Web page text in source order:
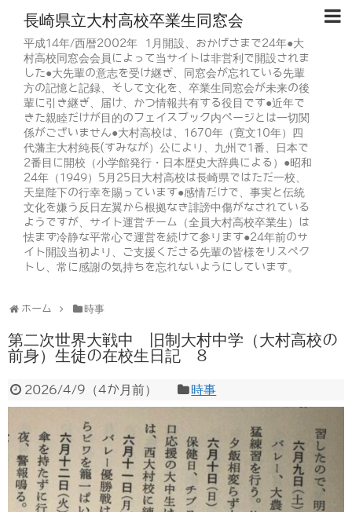
長崎県立大村高校卒業生同窓会
平成14年/西暦2002年 1月開設、おかげさまで24年●大
村高校同窓会会員によって当サイトは非営利で開設されま
した●大先輩の意志を受け継ぎ、同窓会が忘れている先輩
方の記憶と記録、そして文化を、卒業生同窓会が未来の後
輩に引き継ぎ、届け、かつ情報共有する役目です●近年で
きた親睦だけが目的のフェイスブック内ページとは一切関
係がございません●大村高校は、1670年（寛文10年）四
代藩主大村純長(すみなが）公により、九州で1番、日本で
2番目に開校（小学館発行・日本歴史大辞典による）●昭和
24年（1949）5月25日大村高校は長崎県ではただ一校、
天皇陛下の行幸を賜っています●感情だけで、事実と伝統
文化を嫌う反日左翼から根拠なき誹謗中傷がなされている
ようですが、サイト運営チーム（全員大村高校卒業生）は
怯まず冷静な平常心で運営を続けて参ります●24年前のサ
イト開設当初より、ご支援くださる先輩の皆様をリスペク
トし、常に感謝の気持ちを忘れないようにしています。
ホーム 時事
第二次世界大戦中 旧制大村中学（大村高校の
前身）生徒の在校生日記 8
2026/4/9 （4か月前） 時事